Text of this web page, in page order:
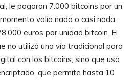
le pagaron 7.000 bitcoins por un
valía nada o casi nada,
euros por unidad bitcoin. El
no utilizó una vía tradicional para
con los bitcoins, sino que usó
que permite hasta 10